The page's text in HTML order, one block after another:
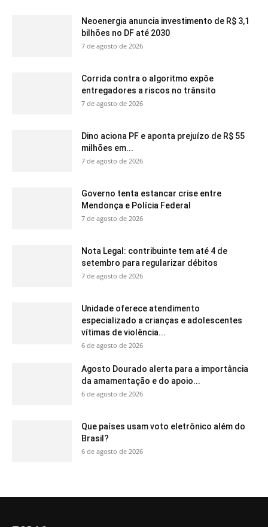
Neoenergia anuncia investimento de R$ 3,1
bilhões no DF até 2030
7 de agosto de 2026
Corrida contra o algoritmo expõe
entregadores a riscos no trânsito
7 de agosto de 2026
Dino aciona PF e aponta prejuízo de R$ 55
milhões em...
7 de agosto de 2026
Governo tenta estancar crise entre
Mendonça e Polícia Federal
7 de agosto de 2026
Nota Legal: contribuinte tem até 4 de
setembro para regularizar débitos
7 de agosto de 2026
Unidade oferece atendimento
especializado a crianças e adolescentes
vítimas de violência...
6 de agosto de 2026
Agosto Dourado alerta para a importância
da amamentação e do apoio...
6 de agosto de 2026
Que países usam voto eletrônico além do
Brasil?
6 de agosto de 2026